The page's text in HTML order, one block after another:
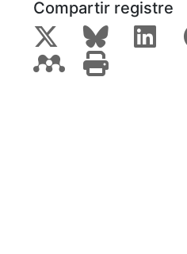
Compartir registre